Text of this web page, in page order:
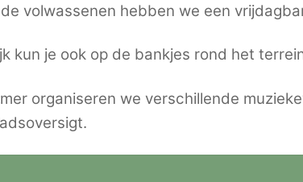
volwassenen hebben we een
kun je ook op de bankjes rond het
organiseren we verschillende